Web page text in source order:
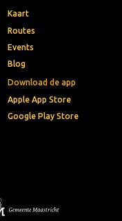
Download de app
Apple App Store
Google Play Store
Kaart
Routes
Events
Blog